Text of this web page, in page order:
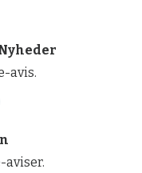
avis.
aviser.